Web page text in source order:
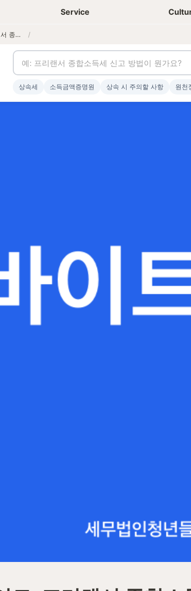
Service
아르바이트, 프리랜서 종합소득세 신고 방법과 기간 /
기장상담신청 청년들
상속세 소득금액증명원 상속 시 주의할 사항 원천